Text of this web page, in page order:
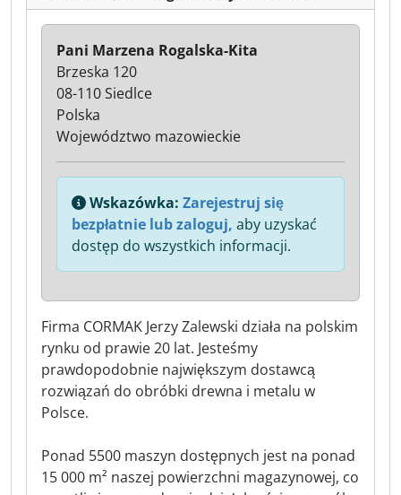
Firma CORMAK Jerzy Zalewski działa na polskim
rynku od prawie 20 lat. Jesteśmy
prawdopodobnie największym dostawcą
rozwiązań do obróbki drewna i metalu w
Polsce.
Ponad 5500 maszyn dostępnych jest na ponad
15 000 m² naszej powierzchni magazynowej, co
Pani Marzena Rogalska-Kita
Brzeska 120
08-110 Siedlce
Polska
Województwo mazowieckie
Wskazówka: Zarejestruj się
bezpłatnie lub zaloguj, aby uzyskać
dostęp do wszystkich informacji.